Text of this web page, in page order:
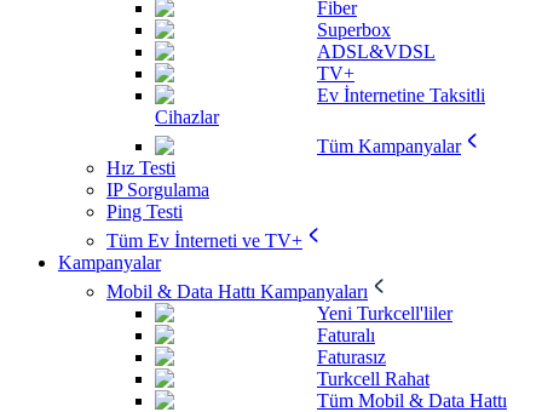
Fiber
Superbox
ADSL&VDSL
TV+
Ev İnternetine Taksitli
Cihazlar
Tüm Kampanyalar
Hız Testi
IP Sorgulama
Ping Testi
Tüm Ev İnterneti ve TV+
Kampanyalar
Mobil & Data Hattı Kampanyaları
Yeni Turkcell'liler
Faturalı
Faturasız
Turkcell Rahat
Tüm Mobil & Data Hattı